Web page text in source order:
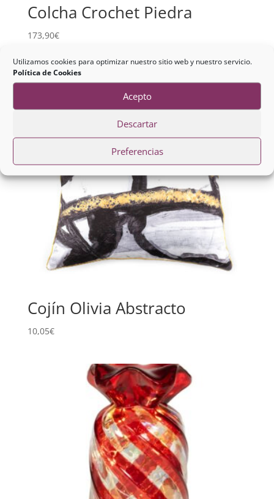
Utilizamos cookies para optimizar nuestro sitio web y nuestro servicio.
Política de Cookies
Acepto
Descartar
Preferencias
Colcha Crochet Piedra
173,90€
Cojín Olivia Abstracto
10,05€